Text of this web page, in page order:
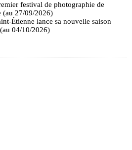
festival de photographie de
(au 27/09/2026)
Étienne lance sa nouvelle saison
04/10/2026)